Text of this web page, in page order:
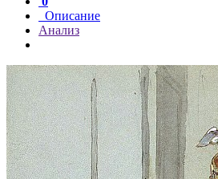
Описание
Анализ